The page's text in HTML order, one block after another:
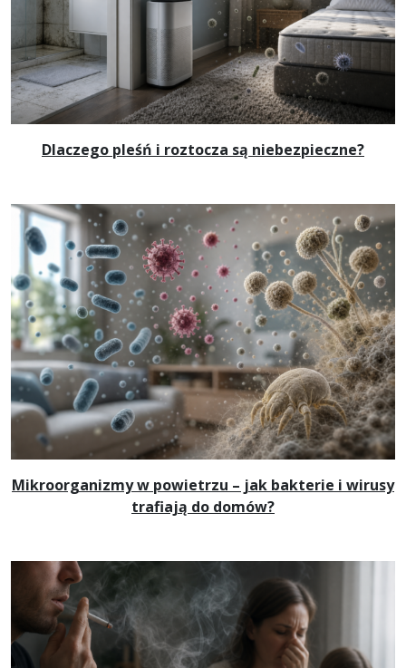
Dlaczego pleśń i roztocza są niebezpieczne?
Mikroorganizmy w powietrzu – jak bakterie i wirusy
trafiają do domów?